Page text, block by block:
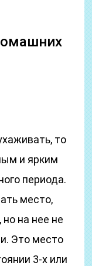
то
и ярким
периода.
место,
на нее не
Это место
3-х или